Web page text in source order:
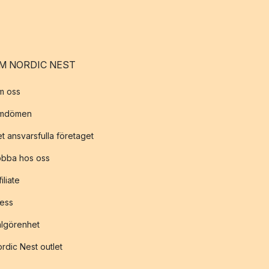
NORDIC NEST
oss
ansvarsfulla företaget
hos oss
Nest outlet